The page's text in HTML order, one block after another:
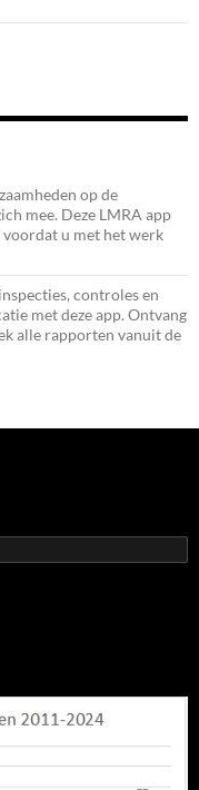
op de
mee. Deze LMRA app
voordat u met het werk
controles en
met deze app. Ontvang
alle rapporten vanuit de